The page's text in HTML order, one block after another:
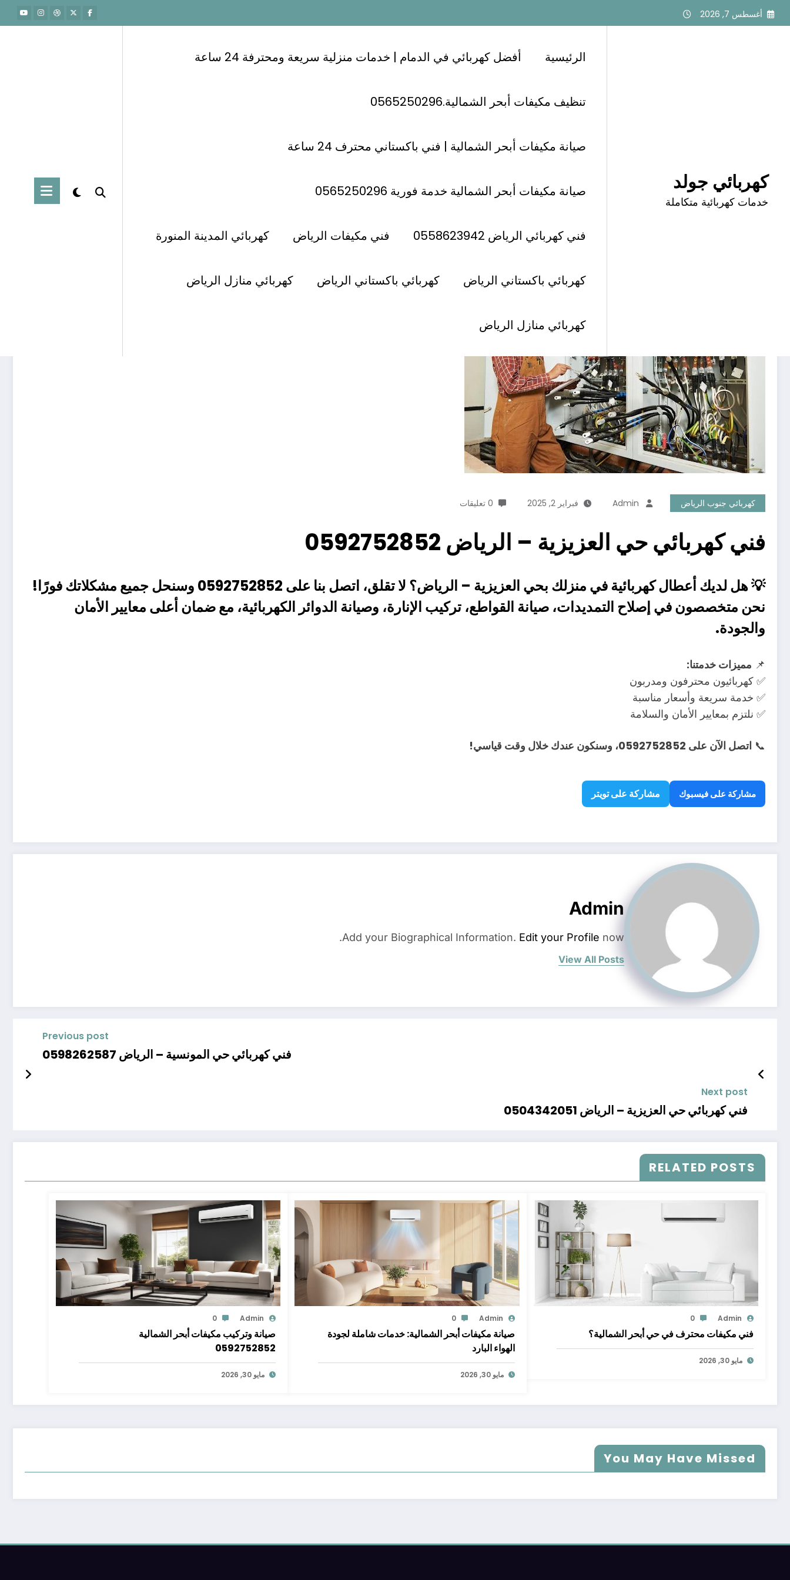
التجاوز
أغسطس 7, 2026
كهربائي جولد
خدمات كهربائية متكاملة
الرئيسية أفضل كهربائي في الدمام | خدمات منزلية سريعة ومحترفة 24 ساعة
تنظيف مكيفات أبحر الشمالية.0565250296
صيانة مكيفات أبحر الشمالية | فني باكستاني محترف 24 ساعة
صيانة مكيفات أبحر الشمالية خدمة فورية 0565250296
فني كهربائي الرياض 0558623942 فني مكيفات الرياض كهربائي المدينة المنورة
كهربائي باكستاني الرياض كهربائي باكستاني الرياض كهربائي منازل الرياض
كهربائي منازل الرياض
فني كهربائي حي العزيزية – الرياض 0592752852
كهربائي جنوب الرياض Admin فبراير 2, 2025 0 تعليقات
فني كهربائي حي العزيزية – الرياض 0592752852
💡هل لديك أعطال كهربائية في منزلك بحي العزيزية – الرياض؟ لا تقلق، اتصل بنا على 0592752852 وسنحل جميع مشكلاتك فورًا!
نحن متخصصون في إصلاح التمديدات، صيانة القواطع، تركيب الإنارة، وصيانة الدوائر الكهربائية، مع ضمان أعلى معايير الأمان
والجودة.
📌 مميزات خدمتنا:
✅ كهربائيون محترفون ومدربون
✅ خدمة سريعة وأسعار مناسبة
✅ نلتزم بمعايير الأمان والسلامة
📞 اتصل الآن على 0592752852، وسنكون عندك خلال وقت قياسي!
مشاركة على فيسبوك مشاركة على تويتر
Admin
Add your Biographical Information. Edit your Profile now.
View All Posts
Previous post
فني كهربائي حي المونسية – الرياض 0598262587
Next post
فني كهربائي حي العزيزية – الرياض 0504342051
RELATED POSTS
Admin
0
فني مكيفات محترف في حي أبحر الشمالية؟
مايو 30, 2026
Admin
0
صيانة مكيفات أبحر الشمالية: خدمات شاملة لجودة
الهواء البارد
مايو 30, 2026
Admin
0
صيانة وتركيب مكيفات أبحر الشمالية
0592752852
مايو 30, 2026
You May Have Missed